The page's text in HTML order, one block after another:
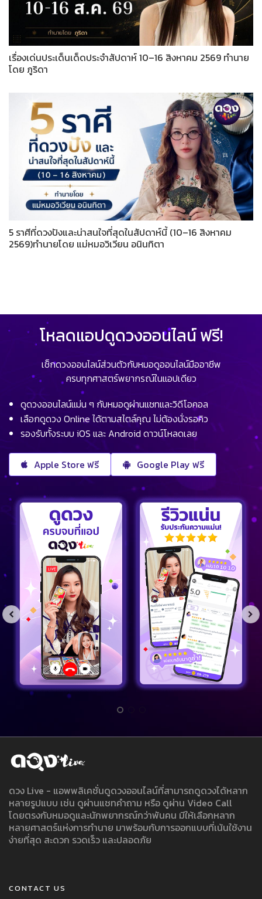
เรื่องเด่นประเด็นเด็ดประจำสัปดาห์ 10–16 สิงหาคม 2569 ทำนาย
โดย ภูริดา
5 ราศีที่ดวงปังและน่าสนใจที่สุดในสัปดาห์นี้ (10–16 สิงหาคม
2569)ทำนายโดย แม่หมอวิเวียน อนินทิตา
โหลดแอปดูดวงออนไลน์ ฟรี!
เช็กดวงออนไลน์ส่วนตัวกับหมอดูออนไลน์มืออาชีพ
ครบทุกศาสตร์พยากรณ์ในแอปเดียว
ดูดวงออนไลน์แม่น ๆ กับหมอดูผ่านแชทและวิดีโอคอล
เลือกดูดวง Online ได้ตามสไตล์คุณ ไม่ต้องนั่งรอคิว
รองรับทั้งระบบ iOS และ Android ดาวน์โหลดเลย
Apple Store ฟรี Google Play ฟรี
ดวง Live - แอพพลิเคชั่นดูดวงออนไลน์ที่สามารถดูดวงได้หลาก
หลายรูปแบบ เช่น ดูผ่านแชทคำถาม หรือ ดูผ่าน Video Call
โดยตรงกับหมอดูและนักพยากรณ์กว่าพันคน มีให้เลือกหลาก
หลายศาสตร์แห่งการทำนาย มาพร้อมกับการออกแบบที่เน้นใช้งาน
ง่ายที่สุด สะดวก รวดเร็ว และปลอดภัย
CONTACT US